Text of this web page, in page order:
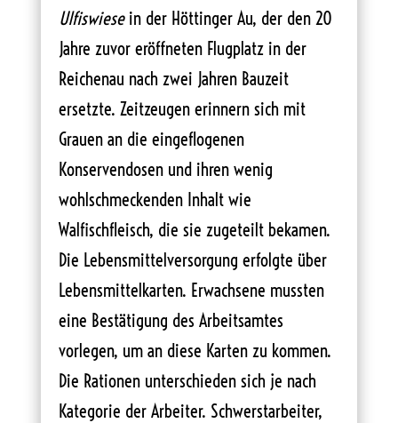
Ulfiswiesein der Höttinger Au, der den 20
Jahre zuvor eröffneten Flugplatz in der
Reichenau nach zwei Jahren Bauzeit
ersetzte. Zeitzeugen erinnern sich mit
Grauen an die eingeflogenen
Konservendosen und ihren wenig
wohlschmeckenden Inhalt wie
Walfischfleisch, die sie zugeteilt bekamen.
Die Lebensmittelversorgung erfolgte über
Lebensmittelkarten. Erwachsene mussten
eine Bestätigung des Arbeitsamtes
vorlegen, um an diese Karten zu kommen.
Die Rationen unterschieden sich je nach
Kategorie der Arbeiter. Schwerstarbeiter,